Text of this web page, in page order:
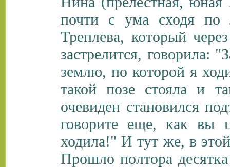
почти с ума сходя по
Треплева, который
застрелится, говорила:
землю, по которой я
такой позе стояла и
очевиден становился
говорите еще, как вы
ходила!" И тут же, в
Прошло полтора